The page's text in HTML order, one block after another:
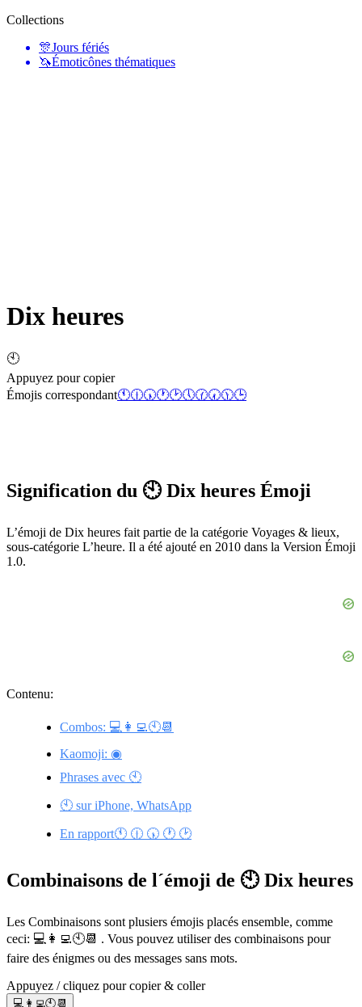
Collections
🎊Jours fériés
🦄Émoticônes thématiques
Dix heures
🕙
Appuyez pour copier
Émojis correspondant🕚🕧🕠🕐🕑🕔🕜🕢🕦🕒
Signification du 🕙 Dix heures Émoji
L’émoji de Dix heures fait partie de la catégorie Voyages & lieux,
sous-catégorie L’heure. Il a été ajouté en 2010 dans la Version Émoji
1.0.
Contenu:
Combos: 💻👩‍💻🕙📆
Kaomoji: ◉
Phrases avec 🕙
🕙 sur iPhone, WhatsApp
En rapport🕚 🕧 🕠 🕐 🕑
Combinaisons de l´émoji de 🕙 Dix heures
Les Combinaisons sont plusiers émojis placés ensemble, comme
ceci: 💻👩‍💻🕙📆 . Vous pouvez utiliser des combinaisons pour
faire des énigmes ou des messages sans mots.
Appuyez / cliquez pour copier & coller
💻👩‍💻🕙📆